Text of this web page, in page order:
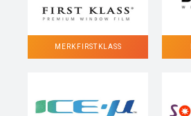
MERK FIRST KLASS